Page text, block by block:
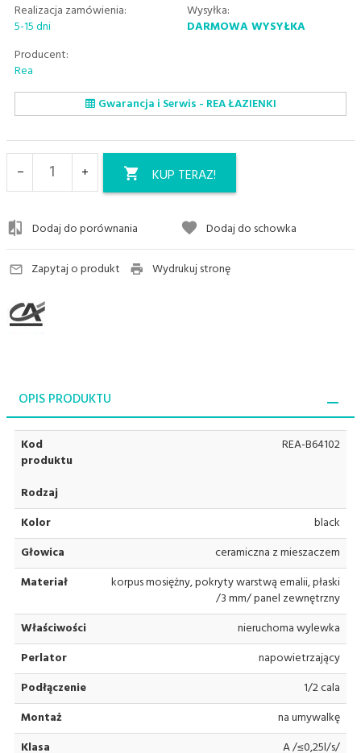
Realizacja zamówienia:
5-15 dni
Wysyłka:
DARMOWA WYSYŁKA
Producent:
Rea
Gwarancja i Serwis - REA ŁAZIENKI
KUP TERAZ!
Dodaj do porównania Dodaj do schowka
Zapytaj o produkt Wydrukuj stronę
OPIS PRODUKTU
Kod
produktu
Rodzaj
REA-B64102
Kolor
black
Głowica
ceramiczna z mieszaczem
Materiał
korpus mosiężny, pokryty warstwą emalii, płaski
/3 mm/ panel zewnętrzny
Właściwości
nieruchoma wylewka
Perlator
napowietrzający
Podłączenie
1/2 cala
Montaż
na umywalkę
Klasa
A /≤0,25l/s/